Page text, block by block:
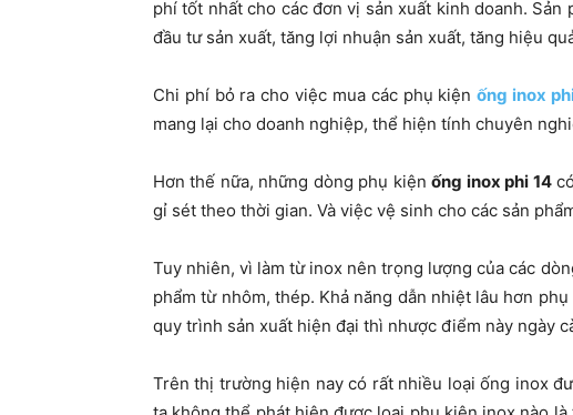
phí tốt nhất cho các đơn vị sản xuất kinh doanh.
đầu tư sản xuất, tăng lợi nhuận sản xuất, tăng hiệu
Chi phí bỏ ra cho việc mua các phụ kiệnống inox
mang lại cho doanh nghiệp, thể hiện tính chuyên
Hơn thế nữa, những dòng phụ kiệnống inox phi 14
gỉ sét theo thời gian. Và việc vệ sinh cho các sản
Tuy nhiên, vì làm từ inox nên trọng lượng của các
phẩm từ nhôm, thép. Khả năng dẫn nhiệt lâu hơn
quy trình sản xuất hiện đại thì nhược điểm này ngày
Trên thị trường hiện nay có rất nhiều loại ống inox